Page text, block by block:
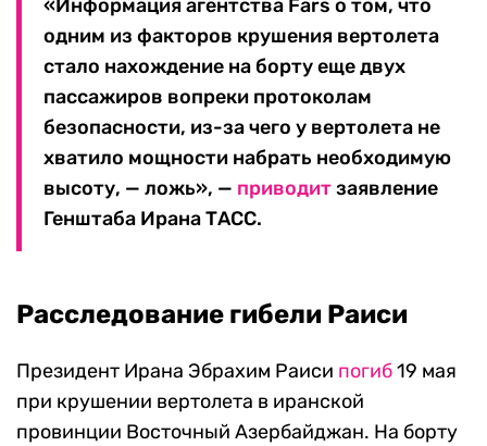
«Информация агентства Fars о том, что
одним из факторов крушения вертолета
стало нахождение на борту еще двух
пассажиров вопреки протоколам
безопасности, из-за чего у вертолета не
хватило мощности набрать необходимую
высоту, — ложь», — приводитзаявление
Генштаба Ирана ТАСС.
Расследование гибели Раиси
Президент Ирана Эбрахим Раиси погиб19 мая
при крушении вертолета в иранской
провинции Восточный Азербайджан. На борту